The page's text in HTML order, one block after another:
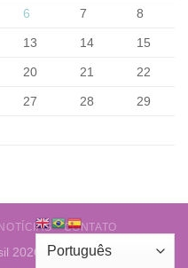
6 7 8
13 14 15
20 21 22
27 28 29
NOTÍCIAS CONTATO
2026 ©Web Layout